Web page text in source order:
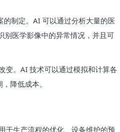
制定。AI 可以通过分析大量的医
别医学影像中的异常情况，并且可
变。AI 技术可以通过模拟和计算各
降低成本。
于生产流程的优化、设备维护的预